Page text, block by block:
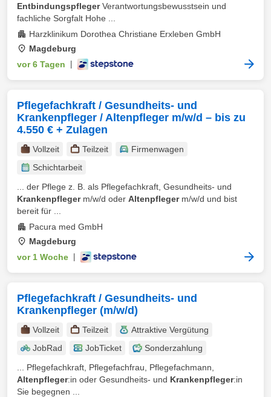
EntbindungspflegerVerantwortungsbewusstsein und
fachliche Sorgfalt Hohe ...
Harzklinikum Dorothea Christiane Erxleben GmbH
Magdeburg
vor 6 Tagen
Pflegefachkraft / Gesundheits- und
Krankenpfleger / Altenpfleger m/w/d – bis zu
4.550 € + Zulagen
Vollzeit Teilzeit
Firmenwagen
Schichtarbeit
... der Pflege z. B. als Pflegefachkraft, Gesundheits- und
Krankenpflegerm/w/d oder Altenpflegerm/w/d und bist
bereit für ...
Pacura med GmbH
Magdeburg
vor 1 Woche
Pflegefachkraft / Gesundheits- und
Krankenpfleger (m/w/d)
Vollzeit Teilzeit
Attraktive Vergütung
JobRad
JobTicket
Sonderzahlung
... Pflegefachkraft, Pflegefachfrau, Pflegefachmann,
Altenpfleger:in oder Gesundheits- und Krankenpfleger:in
Sie begegnen ...